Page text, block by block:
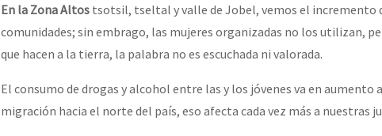
En la Zona Altos tsotsil, tseltal y valle de Jobel, vemos el incremento
comunidades; sin embrago, las mujeres organizadas no los utilizan,
que hacen a la tierra, la palabra no es escuchada ni valorada.
El consumo de drogas y alcohol entre las y los jóvenes va en aumento
migración hacia el norte del país, eso afecta cada vez más a nuestras